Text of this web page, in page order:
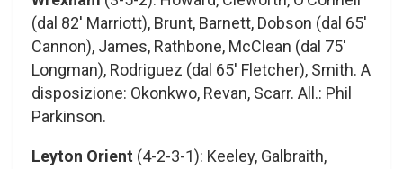
(dal 82′ Marriott), Brunt, Barnett, Dobson (dal 65′
Cannon), James, Rathbone, McClean (dal 75′
Longman), Rodriguez (dal 65′ Fletcher), Smith. A
disposizione: Okonkwo, Revan, Scarr. All.: Phil
Parkinson.
Leyton Orient (4-2-3-1): Keeley, Galbraith,